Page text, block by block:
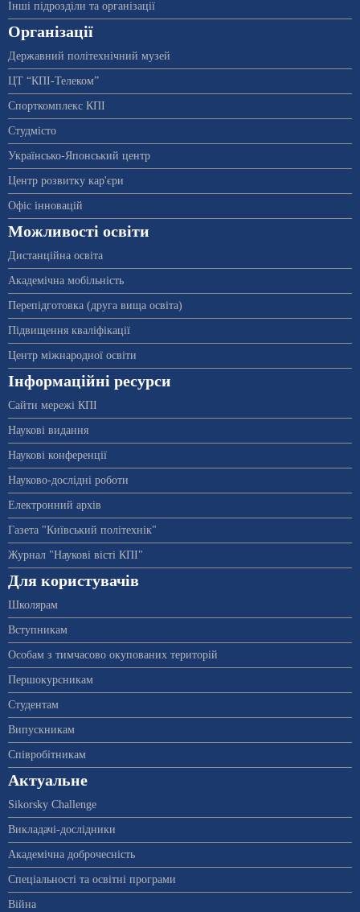
Інші підрозділи та організації
Організації
Державний політехнічний музей
ЦТ “КПІ-Телеком”
Спорткомплекс КПІ
Студмісто
Українсько-Японський центр
Центр розвитку кар'єри
Офіс інновацій
Можливості освіти
Дистанційна освіта
Академічна мобільність
Перепідготовка (друга вища освіта)
Підвищення кваліфікації
Центр міжнародної освіти
Інформаційні ресурси
Сайти мережі КПІ
Наукові видання
Наукові конференції
Науково-дослідні роботи
Електронний архів
Газета "Київський політехнік"
Журнал "Наукові вісті КПІ"
Для користувачів
Школярам
Вступникам
Особам з тимчасово окупованих територій
Першокурсникам
Студентам
Випускникам
Співробітникам
Актуальне
Sikorsky Challenge
Викладачі-дослідники
Академічна доброчесність
Спеціальності та освітні програми
Війна